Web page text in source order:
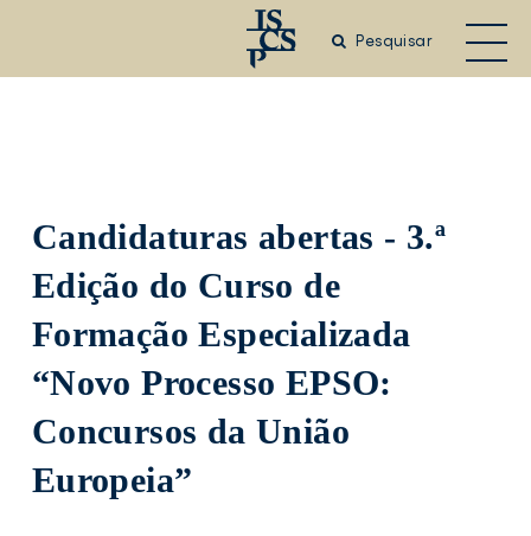
Pesquisar
Candidaturas abertas - 3.ª
Edição do Curso de
Formação Especializada
“Novo Processo EPSO:
Concursos da União
Europeia”